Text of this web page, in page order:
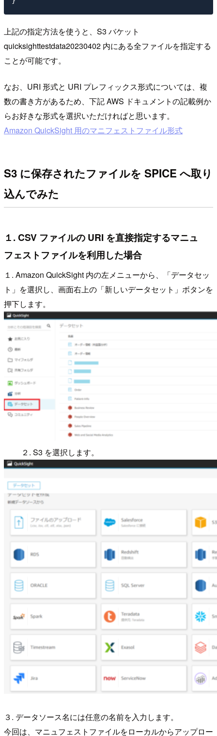
上記の指定方法を使うと、S3 バケット
quicksighttestdata20230402 内にある全ファイルを指定する
ことが可能です。
なお、URI 形式と URI プレフィックス形式については、複
数の書き方があるため、下記 AWS ドキュメントの記載例か
らお好きな形式を選択いただければと思います。
Amazon QuickSight 用のマニフェストファイル形式
S3 に保存されたファイルを SPICE へ取り
込んでみた
１. CSV ファイルの URI を直接指定するマニュ
フェストファイルを利用した場合
１. Amazon QuickSight 内の左メニューから、「データセッ
ト」を選択し、画面右上の「新しいデータセット」ボタンを
押下します。
２. S3 を選択します。
３. データソース名には任意の名前を入力します。
今回は、マニュフェストファイルをローカルからアップロー